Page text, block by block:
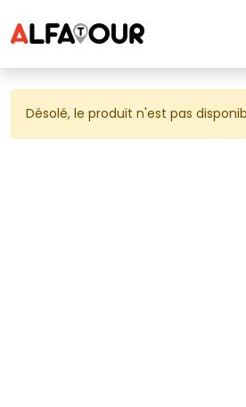
Désolé, le produit n'est pas